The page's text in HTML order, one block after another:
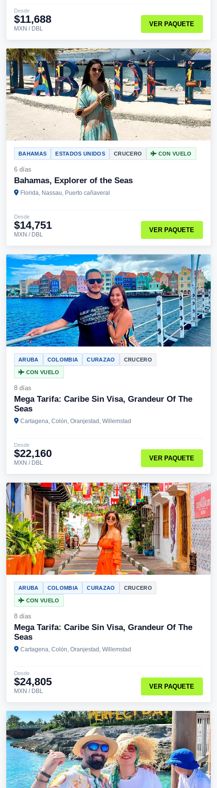
Desde
$11,688
MXN / DBL
VER PAQUETE
BAHAMAS ESTADOS UNIDOS CRUCERO CON VUELO
6 días
Bahamas, Explorer of the Seas
Florida, Nassau, Puerto cañaveral
Desde
$14,751
MXN / DBL
VER PAQUETE
ARUBA COLOMBIA CURAZAO CRUCERO
CON VUELO
8 días
Mega Tarifa: Caribe Sin Visa, Grandeur Of The
Seas
Cartagena, Colón, Oranjestad, Willemstad
Desde
$22,160
MXN / DBL
VER PAQUETE
ARUBA COLOMBIA CURAZAO CRUCERO
CON VUELO
8 días
Mega Tarifa: Caribe Sin Visa, Grandeur Of The
Seas
Cartagena, Colón, Oranjestad, Willemstad
Desde
$24,805
MXN / DBL
VER PAQUETE